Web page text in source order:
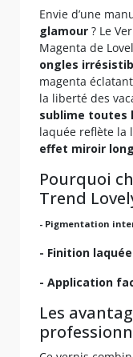
Envie d’une
glamour ? Le
Magenta de
ongles
magenta
la liberté des
sublime toutes
laquée reflète la
effet miroir
Pourquoi
Trend
- Pigmentation
- Finition
- Application
Les